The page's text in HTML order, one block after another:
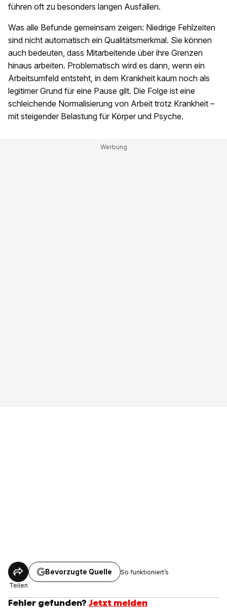
führen oft zu besonders langen Ausfällen.
Was alle Befunde gemeinsam zeigen: Niedrige Fehlzeiten
sind nicht automatisch ein Qualitätsmerkmal. Sie können
auch bedeuten, dass Mitarbeitende über ihre Grenzen
hinaus arbeiten. Problematisch wird es dann, wenn ein
Arbeitsumfeld entsteht, in dem Krankheit kaum noch als
legitimer Grund für eine Pause gilt. Die Folge ist eine
schleichende Normalisierung von Arbeit trotz Krankheit –
mit steigender Belastung für Körper und Psyche.
Teilen
Bevorzugte Quelle So funktioniert’s
Fehler gefunden? Jetzt melden